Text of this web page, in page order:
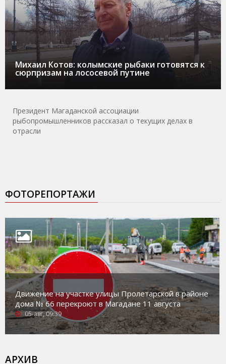
Михаил Котов: колымские рыбаки готовятся к
сюрпризам на лососевой путине
Президент Магаданской ассоциации
рыбопромышленников рассказал о текущих делах в
отрасли
ФОТОРЕПОРТАЖИ
Движение на участке улицы Пролетарской в районе
дома № 66 перекроют в Магадане 11 августа
05-авг, 09:39
АРХИВ